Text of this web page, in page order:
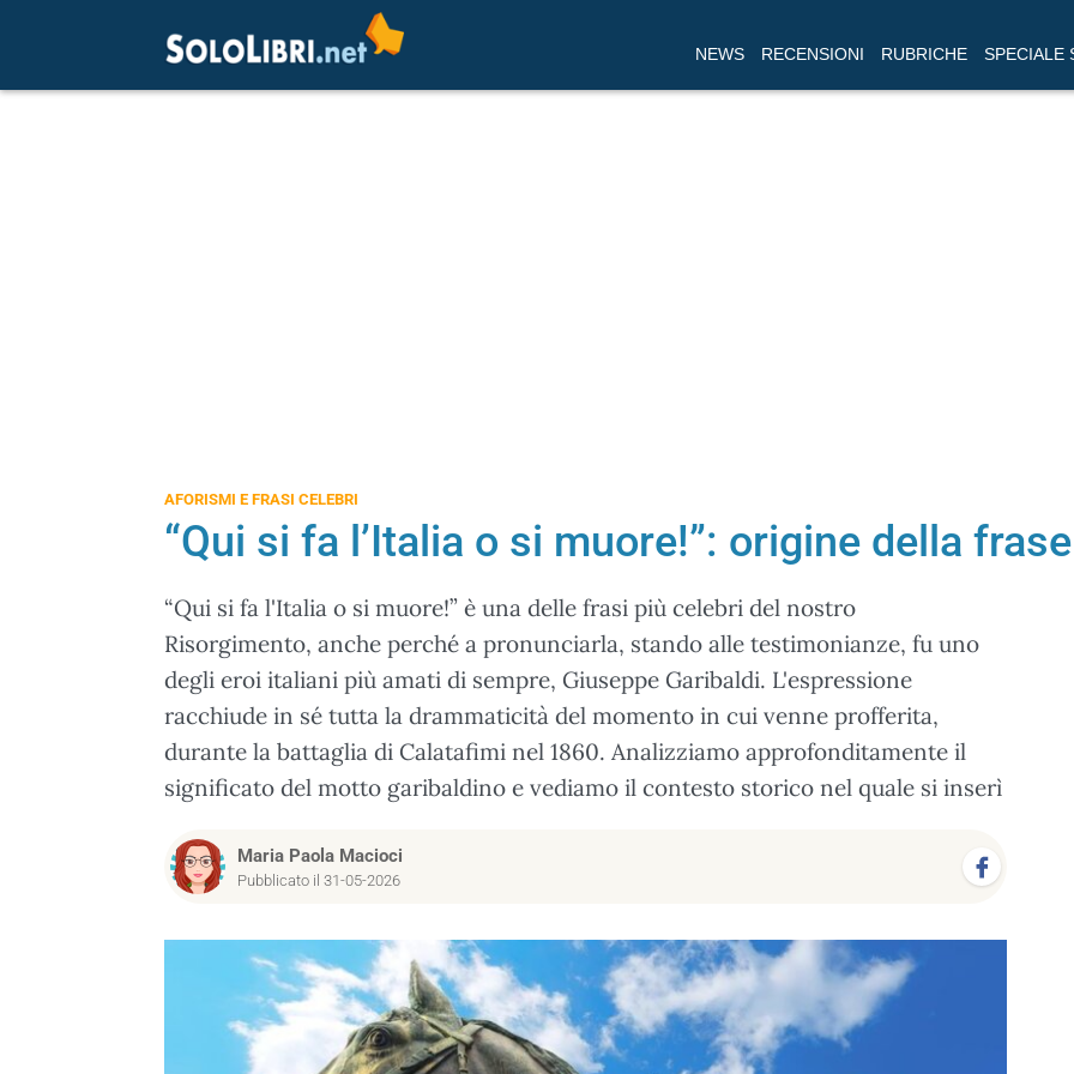
NEWS RECENSIONI RUBRICHE SPECIALE
AFORISMI E FRASI CELEBRI
“Qui si fa l’Italia o si muore!”: origine della
“Qui si fa l'Italia o si muore!” è una delle frasi più celebri del nostro
Risorgimento, anche perché a pronunciarla, stando alle testimonianze, fu uno
degli eroi italiani più amati di sempre, Giuseppe Garibaldi. L'espressione
racchiude in sé tutta la drammaticità del momento in cui venne profferita,
durante la battaglia di Calatafimi nel 1860. Analizziamo approfonditamente il
significato del motto garibaldino e vediamo il contesto storico nel quale si inserì
Maria Paola Macioci
Pubblicato il 31-05-2026